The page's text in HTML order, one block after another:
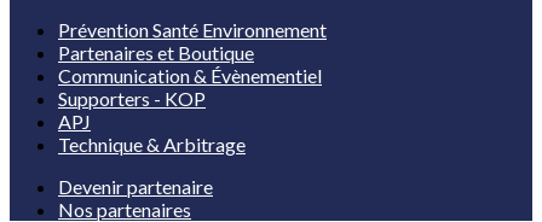
Prévention Santé Environnement
Partenaires et Boutique
Communication & Évènementiel
Supporters - KOP
APJ
Technique & Arbitrage
Devenir partenaire
Nos partenaires